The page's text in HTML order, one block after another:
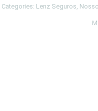
Categories: Lenz Seguros,